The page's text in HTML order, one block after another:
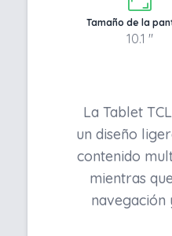
Tamaño de la
10.1 "
La Tablet
un diseño
contenido
mientras